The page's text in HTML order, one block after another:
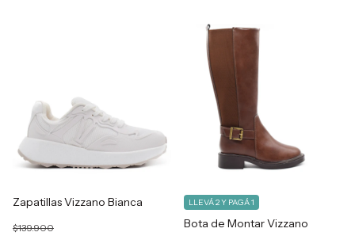
Zapatillas Vizzano Bianca
$139.900 Bota de Montar Vizzano
LLEVÁ 2 Y PAGÁ 1